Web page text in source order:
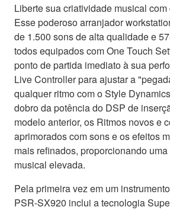
Liberte sua criatividade musical
Esse poderoso arranjador
de 1.500 sons de alta qualidade e
todos equipados com One Touch
ponto de partida imediato à sua
Live Controller para ajustar a
qualquer ritmo com o Style
dobro da potência do DSP de
modelo anterior, os Ritmos novos e
aprimorados com sons e os efeitos
mais refinados, proporcionando
musical elevada.
Pela primeira vez em um
PSR-SX920 inclui a tecnologia